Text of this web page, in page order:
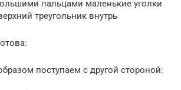
пальцами маленькие уголки
треугольник внутрь
поступаем с другой стороной: